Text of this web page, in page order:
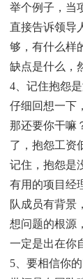
举个例子，当
直接告诉领导
够，有什么样
缺点是什么，
4、记住抱怨
仔细回想一下
那还要你干嘛
了，抱怨工资
记住，抱怨是
有用的项目经
队成员有背景
想问题的根源
一定是出在你
5、要相信你